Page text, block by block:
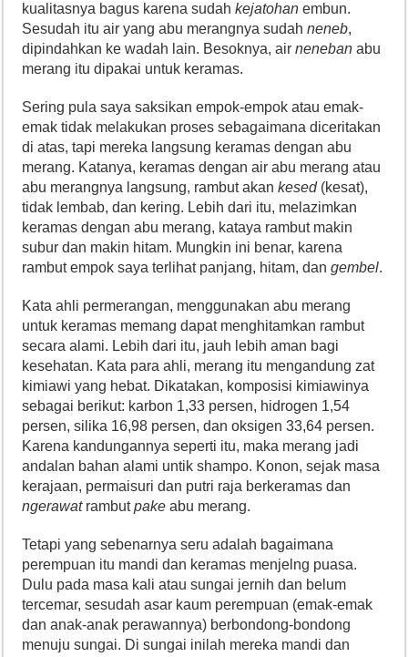
kualitasnya bagus karena sudahkejatohan embun.
Sesudah itu air yang abu merangnya sudahneneb,
dipindahkan ke wadah lain. Besoknya, airneneban abu
merang itu dipakai untuk keramas.
Sering pula saya saksikan empok-empok atau emak-
emak tidak melakukan proses sebagaimana diceritakan
di atas, tapi mereka langsung keramas dengan abu
merang. Katanya, keramas dengan air abu merang atau
abu merangnya langsung, rambut akankesed(kesat),
tidak lembab, dan kering. Lebih dari itu, melazimkan
keramas dengan abu merang, kataya rambut makin
subur dan makin hitam. Mungkin ini benar, karena
rambut empok saya terlihat panjang, hitam, dangembel.
Kata ahli permerangan, menggunakan abu merang
untuk keramas memang dapat menghitamkan rambut
secara alami. Lebih dari itu, jauh lebih aman bagi
kesehatan. Kata para ahli, merang itu mengandung zat
kimiawi yang hebat. Dikatakan, komposisi kimiawinya
sebagai berikut: karbon 1,33 persen, hidrogen 1,54
persen, silika 16,98 persen, dan oksigen 33,64 persen.
Karena kandungannya seperti itu, maka merang jadi
andalan bahan alami untik shampo. Konon, sejak masa
kerajaan, permaisuri dan putri raja berkeramas dan
ngerawatrambutpake abu merang.
Tetapi yang sebenarnya seru adalah bagaimana
perempuan itu mandi dan keramas menjelng puasa.
Dulu pada masa kali atau sungai jernih dan belum
tercemar, sesudah asar kaum perempuan (emak-emak
dan anak-anak perawannya) berbondong-bondong
menuju sungai. Di sungai inilah mereka mandi dan